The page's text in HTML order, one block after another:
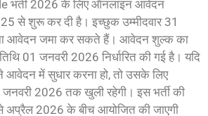
भर्ती 2026 के लिए ऑनलाइन आवेदन
से शुरू कर दी है। इच्छुक उम्मीदवार 31
आवेदन जमा कर सकते हैं। आवेदन शुल्क का
01 जनवरी 2026 निर्धारित की गई है। यदि
आवेदन में सुधार करना हो, तो उसके लिए
2026 तक खुली रहेगी। इस भर्ती की
से अप्रैल 2026 के बीच आयोजित की जाएगी